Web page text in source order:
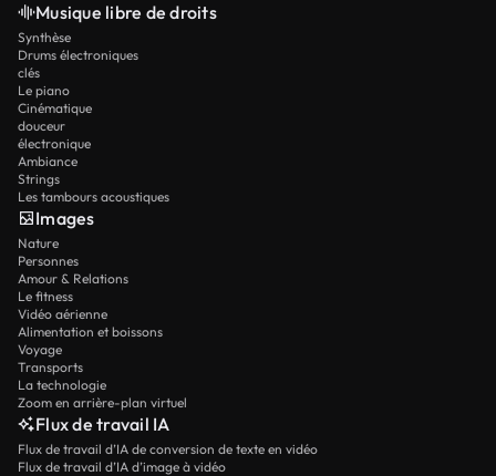
Musique libre de droits
Synthèse
Drums électroniques
clés
Le piano
Cinématique
douceur
électronique
Ambiance
Strings
Les tambours acoustiques
Images
Nature
Personnes
Amour & Relations
Le fitness
Vidéo aérienne
Alimentation et boissons
Voyage
Transports
La technologie
Zoom en arrière-plan virtuel
Flux de travail IA
Flux de travail d’IA de conversion de texte en vidéo
Flux de travail d’IA d’image à vidéo